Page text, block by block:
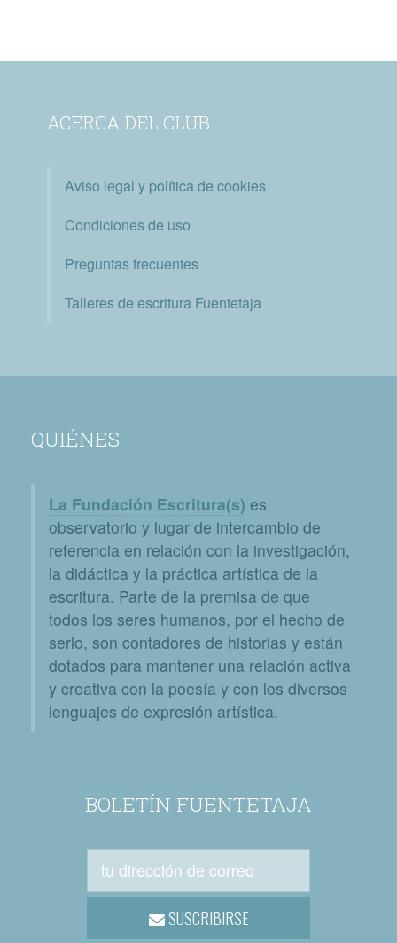
ACERCA DEL CLUB
Aviso legal y política de cookies
Condiciones de uso
Preguntas frecuentes
Talleres de escritura Fuentetaja
QUIÉNES
La Fundación Escritura(s) es
observatorio y lugar de intercambio de
referencia en relación con la investigación,
la didáctica y la práctica artística de la
escritura. Parte de la premisa de que
todos los seres humanos, por el hecho de
serlo, son contadores de historias y están
dotados para mantener una relación activa
y creativa con la poesía y con los diversos
lenguajes de expresión artística.
BOLETÍN FUENTETAJA
SUSCRIBIRSE